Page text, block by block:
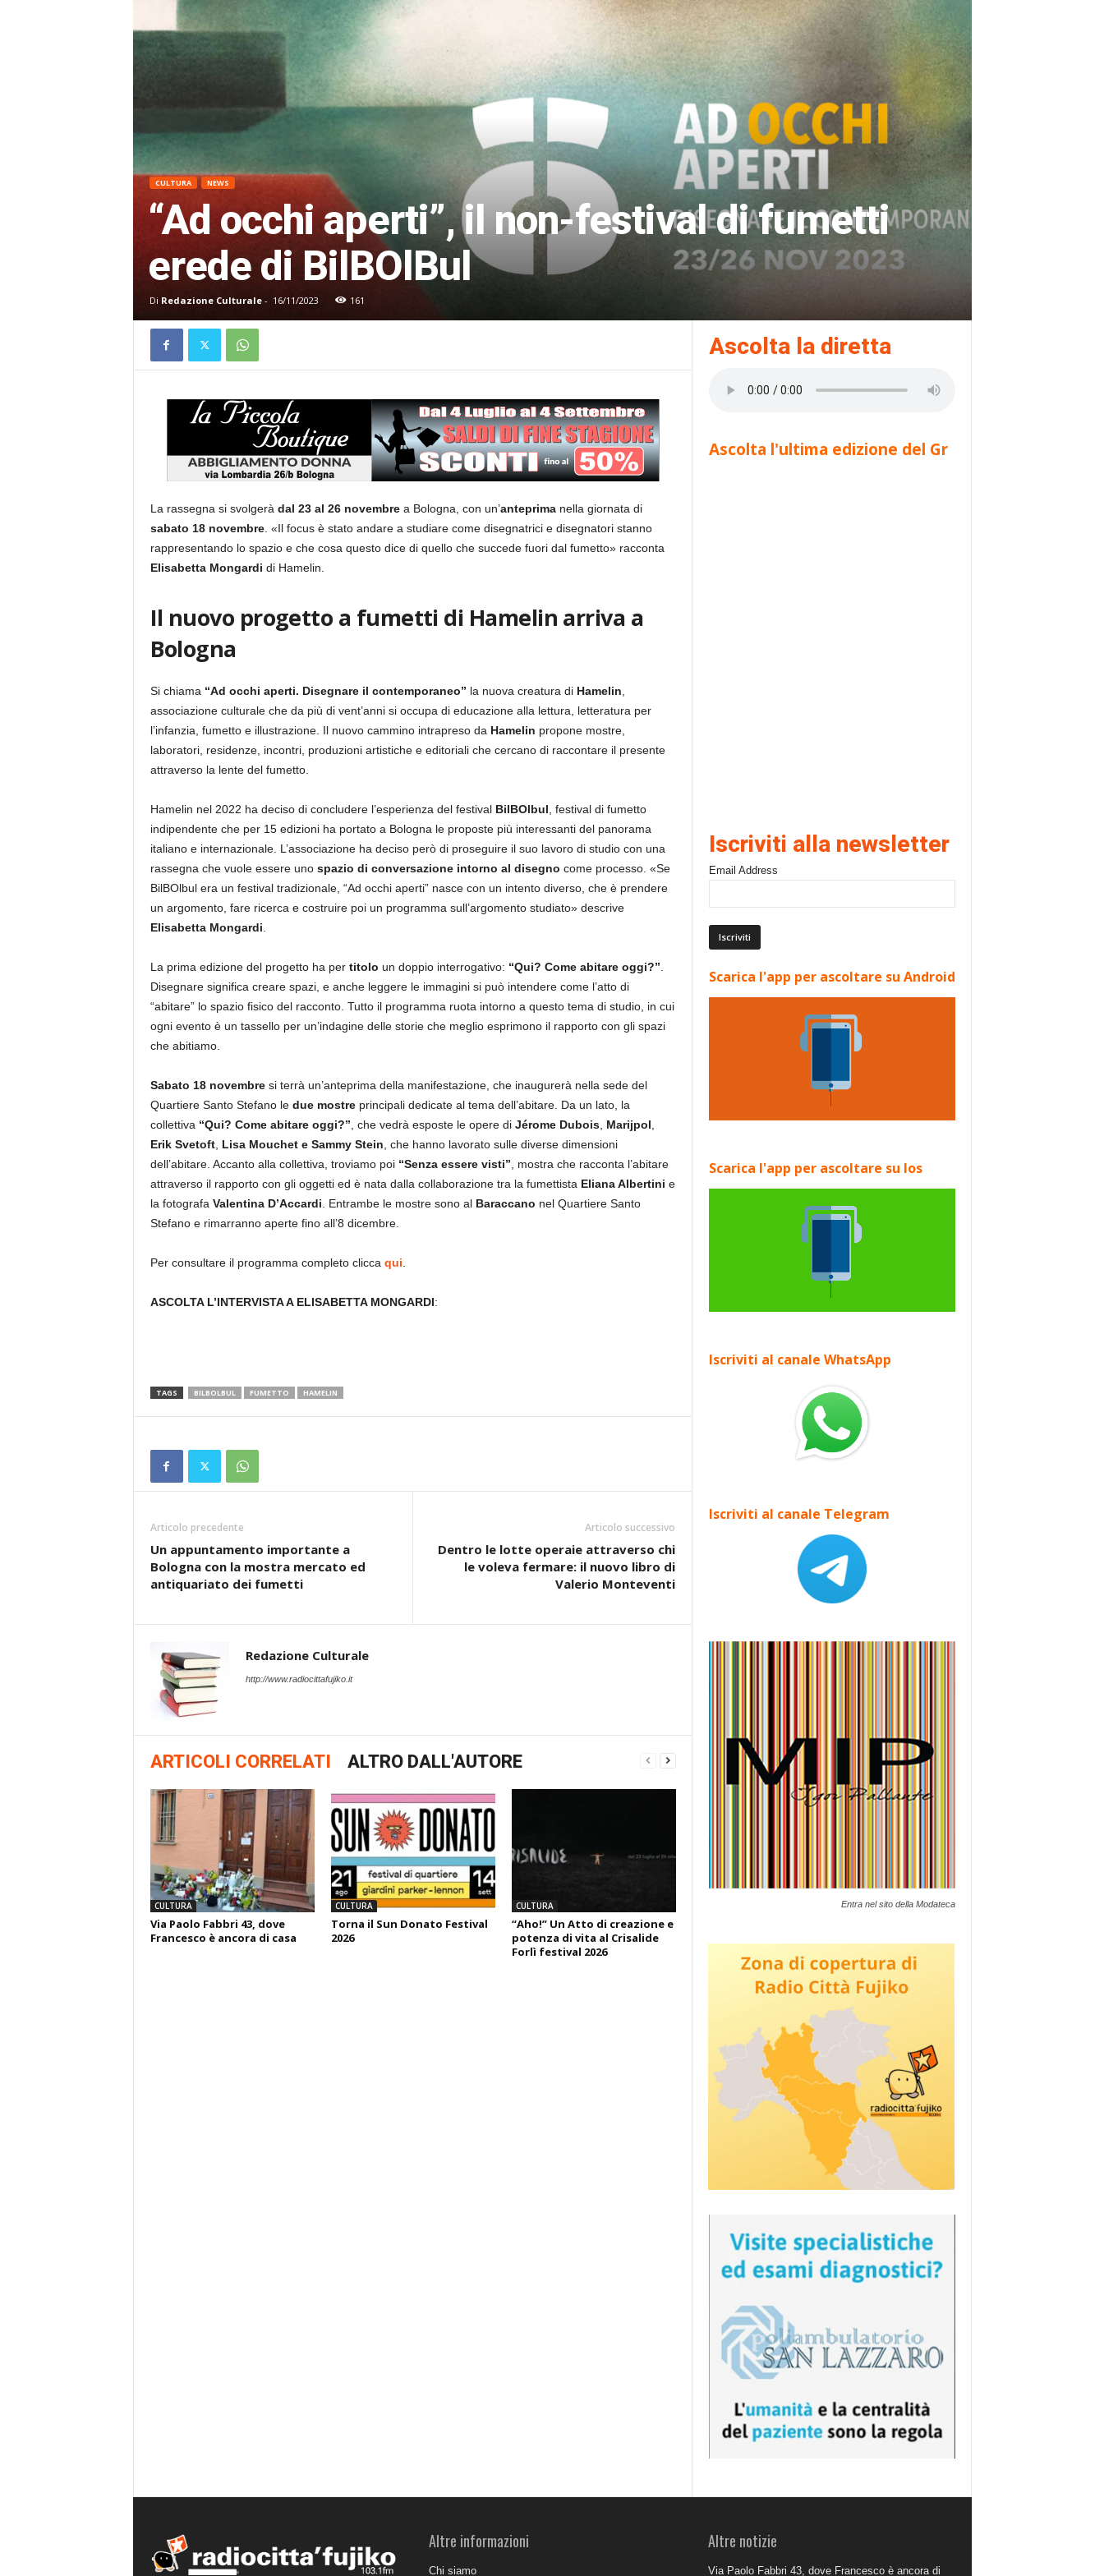
CULTURA NEWS
“Ad occhi aperti”, il non-festival di fumetti
erede di BilBOlBul
Di Redazione Culturale- 16/11/2023 161
La rassegna si svolgerà dal 23 al 26 novembrea Bologna, con un’anteprimanella giornata di
sabato 18 novembre. «Il focus è stato andare a studiare come disegnatrici e disegnatori stanno
rappresentando lo spazio e che cosa questo dice di quello che succede fuori dal fumetto» racconta
Elisabetta Mongardi di Hamelin.
Il nuovo progetto a fumetti di Hamelin arriva a
Bologna
Si chiama “Ad occhi aperti. Disegnare il contemporaneo” la nuova creatura di Hamelin
associazione culturale che da più di vent’anni si occupa di educazione alla lettura, letteratura per
l’infanzia, fumetto e illustrazione. Il nuovo cammino intrapreso da Hamelin propone mostre,
laboratori, residenze, incontri, produzioni artistiche e editoriali che cercano di raccontare il presente
attraverso la lente del fumetto.
Hamelin nel 2022 ha deciso di concludere l’esperienza del festival BilBOlbul , festival di fumetto
indipendente che per 15 edizioni ha portato a Bologna le proposte più interessanti del panorama
italiano e internazionale. L’associazione ha deciso però di proseguire il suo lavoro di studio con una
rassegna che vuole essere uno spazio di conversazione intorno al disegno come processo. «Se
BilBOlbul era un festival tradizionale, “Ad occhi aperti” nasce con un intento diverso, che è prendere
un argomento, fare ricerca e costruire poi un programma sull’argomento studiato» descrive
Elisabetta Mongardi
La prima edizione del progetto ha per titolo un doppio interrogativo: “Qui? Come abitare oggi?”
Disegnare significa creare spazi, e anche leggere le immagini si può intendere come l’atto di
“abitare” lo spazio fisico del racconto. Tutto il programma ruota intorno a questo tema di studio, in cui
ogni evento è un tassello per un’indagine delle storie che meglio esprimono il rapporto con gli spazi
che abitiamo.
Sabato 18 novembresi terrà un’anteprima della manifestazione, che inaugurerà nella sede del
Quartiere Santo Stefano le due mostreprincipali dedicate al tema dell’abitare. Da un lato, la
collettiva “Qui? Come abitare oggi?” , che vedrà esposte le opere di Jérome Dubois, Marijpol
Erik Svetoft, Lisa Mouchet e Sammy Stein , che hanno lavorato sulle diverse dimensioni
dell’abitare. Accanto alla collettiva, troviamo poi“Senza essere visti” , mostra che racconta l’abitare
attraverso il rapporto con gli oggetti ed è nata dalla collaborazione tra la fumettista Eliana Albertini e
la fotografa Valentina D’Accardi . Entrambe le mostre sono al Baraccano nel Quartiere Santo
Stefano e rimarranno aperte fino all’8 dicembre.
Per consultare il programma completo clicca qui
ASCOLTA L’INTERVISTA A ELISABETTA MONGARDI:
TAGS BILBOLBUL FUMETTO HAMELIN
Articolo precedente
Un appuntamento importante a
Bologna con la mostra mercato ed
antiquariato dei fumetti
Articolo successivo
Dentro le lotte operaie attraverso chi
le voleva fermare: il nuovo libro di
Valerio Monteventi
Redazione Culturale
http://www.radiocittafujiko.it
ARTICOLI CORRELATI ALTRO DALL'AUTORE
CULTURA
Via Paolo Fabbri 43, dove
Francesco è ancora di casa
CULTURA
Torna il Sun Donato Festival
2026
CULTURA
“Aho!” Un Atto di creazione e
potenza di vita al Crisalide
Forlì festival 2026
Ascolta la diretta
Ascolta l'ultima edizione del Gr
Iscriviti alla newsletter
Email Address
Scarica l'app per ascoltare su Android
Scarica l'app per ascoltare su Ios
Iscriviti al canale WhatsApp
Iscriviti al canale Telegram
Entra nel sito della Modateca
Altre informazioni
Chi siamo
Altre notizie
Via Paolo Fabbri 43, dove Francesco è ancora di